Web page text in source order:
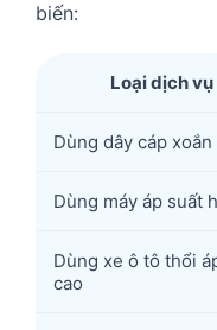
biến:
Loại dịch vụ
Dùng dây cáp xoắn
Dùng máy áp suất
Dùng xe ô tô thổi
cao